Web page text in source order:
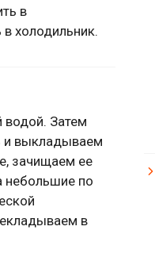
в
холодильник.
Затем
и выкладываем
зачищаем ее
небольшие по
в